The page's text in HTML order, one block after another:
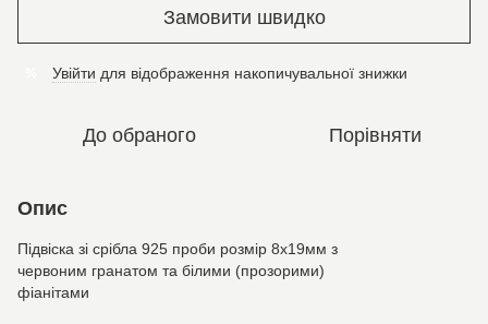
Замовити швидко
Увійти для відображення накопичувальної знижки
До обраного Порівняти
Опис
Підвіска зі срібла 925 проби розмір 8х19мм з
червоним гранатом та білими (прозорими)
фіанітами